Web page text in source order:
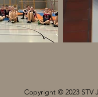
Copyright © 2023 STV